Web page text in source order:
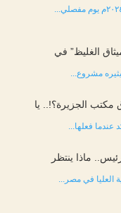
الغليظ” في
مشروع...
مكتب الجزيرة؟!.. يا
عندما فعلها...
ماذا ينتظر
العليا في مصر...